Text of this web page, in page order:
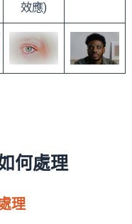
效應)
何處理
理